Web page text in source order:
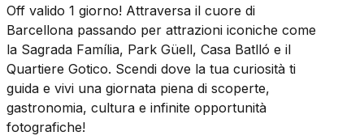
Off valido 1 giorno! Attraversa il cuore di
Barcellona passando per attrazioni iconiche come
la Sagrada Família, Park Güell, Casa Batlló e il
Quartiere Gotico. Scendi dove la tua curiosità ti
guida e vivi una giornata piena di scoperte,
gastronomia, cultura e infinite opportunità
fotografiche!